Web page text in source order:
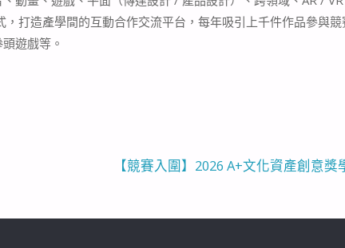
打造產學間的互動合作交流平台，每年吸引上千件作品參與
遊戲等。
【競賽入圍】2026 A+文化資產創意